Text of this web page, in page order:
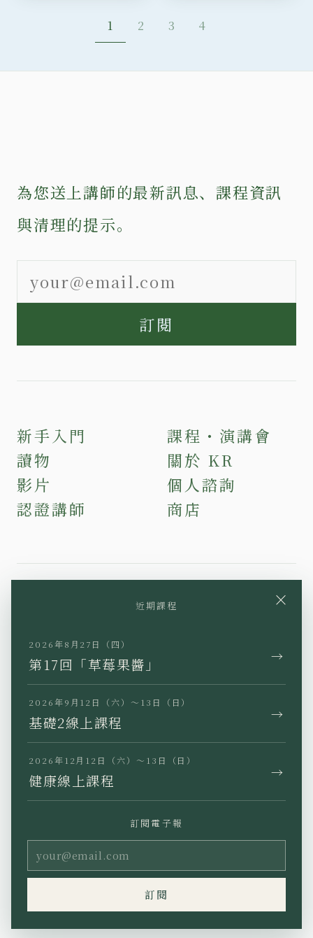
1 2 3 4
為您送上講師的最新訊息、課程資訊
與清理的提示。
訂閱
新手入門
讀物
影片
認證講師
課程・演講會
關於 KR
個人諮詢
商店
Instagram
Facebook
TikTok
JP EN KR TW
特定商業交易法標示
Copyright (C) Ho’oponopono
Asia All rights reserved.
×
近期課程
2026年8月27日（四）
第17回「草莓果醬」 →
2026年9月12日（六）～13日（日）
基礎2線上課程 →
2026年12月12日（六）～13日（日）
健康線上課程 →
訂閱電子報
訂閱